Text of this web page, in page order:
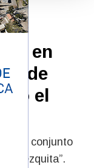
en
de
el
un conjunto
mezquita”.